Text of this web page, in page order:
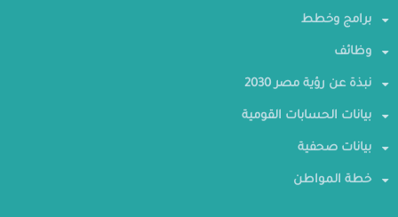
برامج وخطط
وظائف
نبذة عن رؤية مصر 2030
بيانات الحسابات القومية
بيانات صحفية
خطة المواطن